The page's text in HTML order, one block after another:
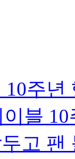
10주
블
고